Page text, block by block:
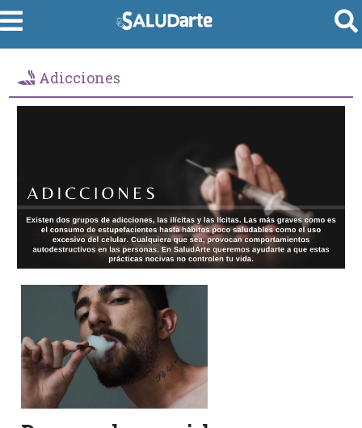
Adicciones